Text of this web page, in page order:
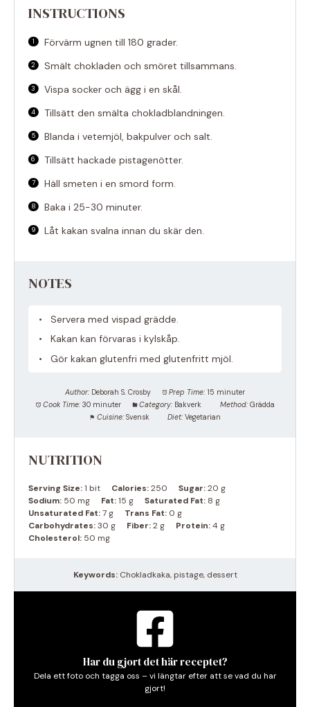
INSTRUCTIONS
Förvärm ugnen till 180 grader.
Smält chokladen och smöret tillsammans.
Vispa socker och ägg i en skål.
Tillsätt den smälta chokladblandningen.
Blanda i vetemjöl, bakpulver och salt.
Tillsätt hackade pistagenötter.
Häll smeten i en smord form.
Baka i 25-30 minuter.
Låt kakan svalna innan du skär den.
NOTES
Servera med vispad grädde.
Kakan kan förvaras i kylskåp.
Gör kakan glutenfri med glutenfritt mjöl.
Author: Deborah S. Crosby Prep Time: 15 minuter
Cook Time: 30 minuter Category: Bakverk Method: Grädda
Cuisine: Svensk Diet: Vegetarian
NUTRITION
Serving Size:1 bit Calories:250 Sugar:20 g
Sodium: 50 mg Fat:15 g Saturated Fat: 8 g
Unsaturated Fat:7 g Trans Fat: 0 g
Carbohydrates:30 g Fiber:2 g Protein:4 g
Cholesterol: 50 mg
Keywords:Chokladkaka, pistage, dessert
Har du gjort det här receptet?
Dela ett foto och tagga oss – vi längtar efter att se vad du har
gjort!